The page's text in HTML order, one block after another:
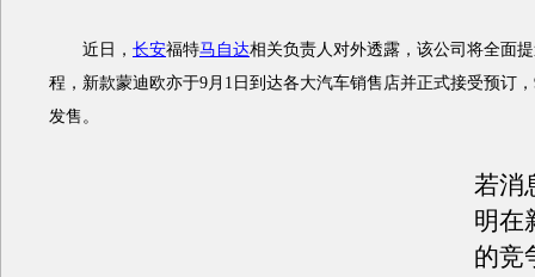
近日， 长安福特马自达相关负责人对外透露，该公司将全面
程，新款蒙迪欧亦于9月1日到达各大汽车销售店并正式接受预订
发售。
若消
明在
的竞